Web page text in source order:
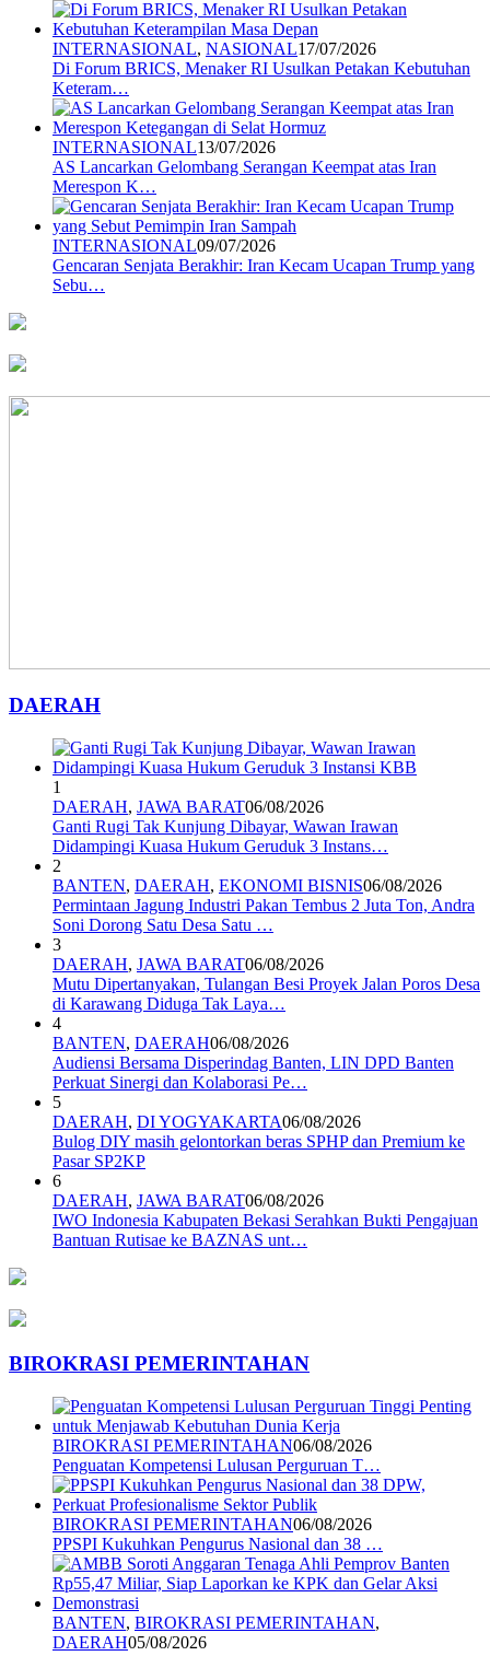
INTERNASIONAL, NASIONAL17/07/2026
Di Forum BRICS, Menaker RI Usulkan Petakan Kebutuhan
Keteram…
INTERNASIONAL13/07/2026
AS Lancarkan Gelombang Serangan Keempat atas Iran
Merespon K…
INTERNASIONAL09/07/2026
Gencaran Senjata Berakhir: Iran Kecam Ucapan Trump yang
Sebu…
DAERAH
1
DAERAH, JAWA BARAT06/08/2026
Ganti Rugi Tak Kunjung Dibayar, Wawan Irawan
Didampingi Kuasa Hukum Geruduk 3 Instans…
2
BANTEN, DAERAH, EKONOMI BISNIS06/08/2026
Permintaan Jagung Industri Pakan Tembus 2 Juta Ton, Andra
Soni Dorong Satu Desa Satu …
3
DAERAH, JAWA BARAT06/08/2026
Mutu Dipertanyakan, Tulangan Besi Proyek Jalan Poros Desa
di Karawang Diduga Tak Laya…
4
BANTEN, DAERAH06/08/2026
Audiensi Bersama Disperindag Banten, LIN DPD Banten
Perkuat Sinergi dan Kolaborasi Pe…
5
DAERAH, DI YOGYAKARTA06/08/2026
Bulog DIY masih gelontorkan beras SPHP dan Premium ke
Pasar SP2KP
6
DAERAH, JAWA BARAT06/08/2026
IWO Indonesia Kabupaten Bekasi Serahkan Bukti Pengajuan
Bantuan Rutisae ke BAZNAS unt…
BIROKRASI PEMERINTAHAN
BIROKRASI PEMERINTAHAN06/08/2026
Penguatan Kompetensi Lulusan Perguruan T…
BIROKRASI PEMERINTAHAN06/08/2026
PPSPI Kukuhkan Pengurus Nasional dan 38 …
BANTEN, BIROKRASI PEMERINTAHAN,
DAERAH05/08/2026